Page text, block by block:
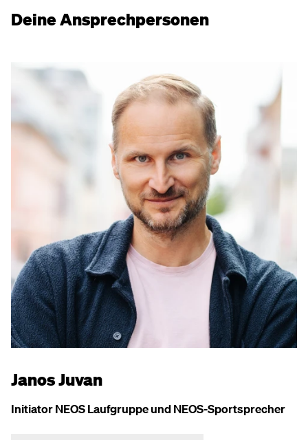
Deine Ansprechpersonen
Janos Juvan
Initiator NEOS Laufgruppe und NEOS-Sportsprecher